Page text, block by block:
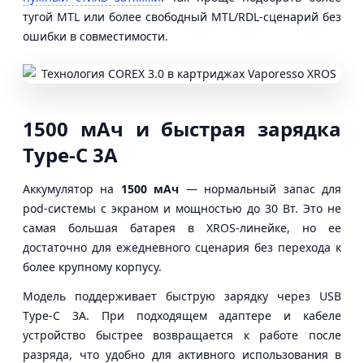
тугой MTL или более свободный MTL/RDL-сценарий без
ошибки в совместимости.
1500 мАч и быстрая зарядка
Type-C 3A
Аккумулятор на 1500 мАч — нормальный запас для
pod-системы с экраном и мощностью до 30 Вт. Это не
самая большая батарея в XROS-линейке, но ее
достаточно для ежедневного сценария без перехода к
более крупному корпусу.
Модель поддерживает быструю зарядку через USB
Type-C 3A. При подходящем адаптере и кабеле
устройство быстрее возвращается к работе после
разряда, что удобно для активного использования в